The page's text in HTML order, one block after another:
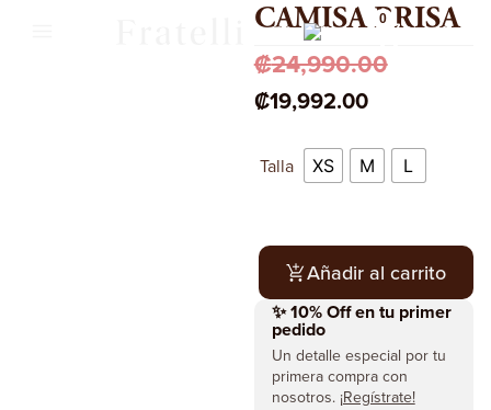
0
CR
CAMISA BRISA
₡24,990.00
₡19,992.00
Talla XS M L
Añadir al carrito
✨ 10% Off en tu primer
pedido
Un detalle especial por tu
primera compra con
nosotros. ¡Regístrate!